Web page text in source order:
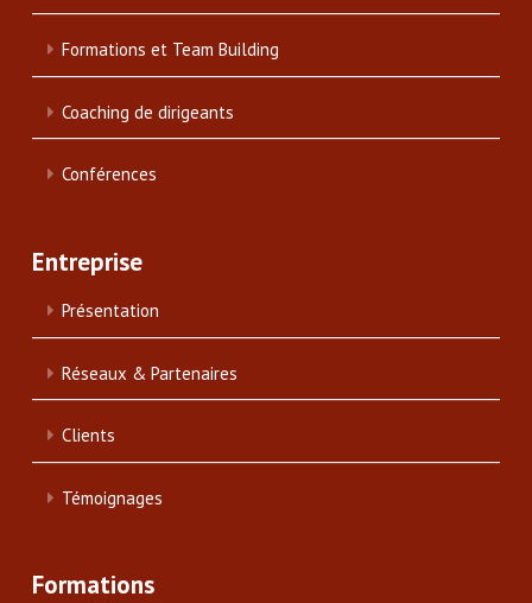
Formations et Team Building
Coaching de dirigeants
Conférences
Entreprise
Présentation
Réseaux & Partenaires
Clients
Témoignages
Formations